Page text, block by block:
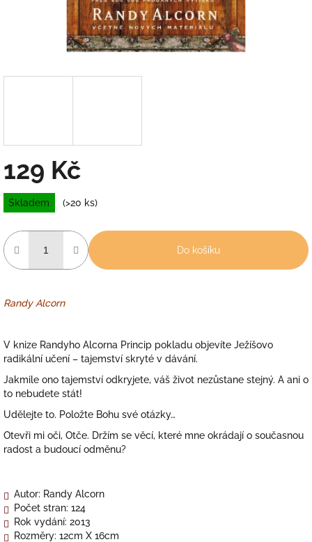
129 Kč
Měrná
cena:
Skladem (>20 ks)
Do košíku
Randy Alcorn
V knize Randyho Alcorna Princip pokladu objevíte Ježíšovo
radikální učení – tajemství skryté v dávání.
Jakmile ono tajemství odkryjete, váš život nezůstane stejný. A ani o
to nebudete stát!
Udělejte to. Položte Bohu své otázky…
Otevři mi oči, Otče. Držím se věcí, které mne okrádají o současnou
radost a budoucí odměnu?
Autor: Randy Alcorn
Počet stran: 124
Rok vydání: 2013
Rozměry: 12cm X 16cm